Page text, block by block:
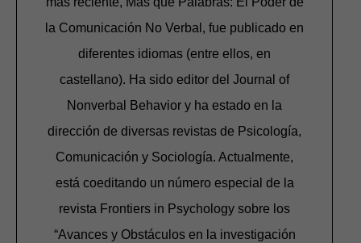
la Comunicación No Verbal, fue publicado en
diferentes idiomas (entre ellos, en
castellano). Ha sido editor del Journal of
Nonverbal Behavior y ha estado en la
dirección de diversas revistas de Psicología,
Comunicación y Sociología. Actualmente,
está coeditando un número especial de la
revista Frontiers in Psychology sobre los
“Avances y Obstáculos en la investigación